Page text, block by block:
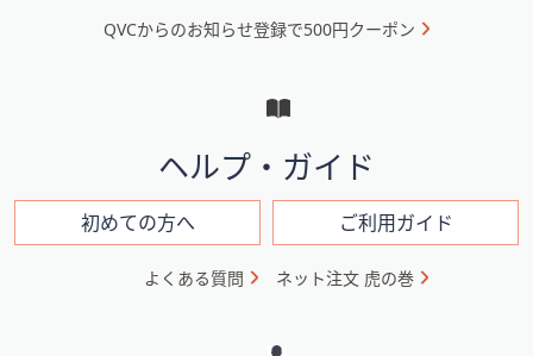
ン
QVCからのお知らせ登録で500円クーポン
ヘルプ・ガイド
初めての方へ ご利用ガイド
よくある質問 ネット注文 虎の巻